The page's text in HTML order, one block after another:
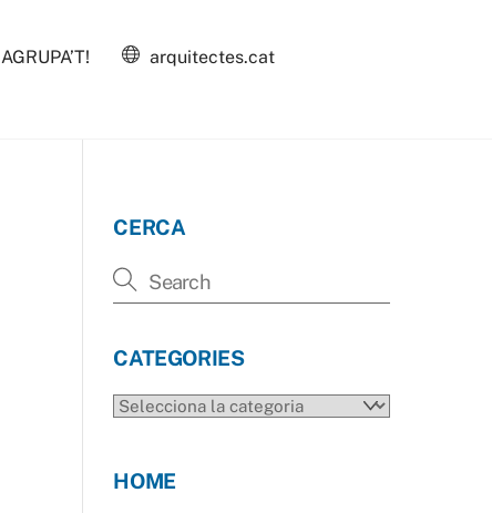
AGRUPA’T! arquitectes.cat
CERCA
CATEGORIES
CATEGORIES
HOME